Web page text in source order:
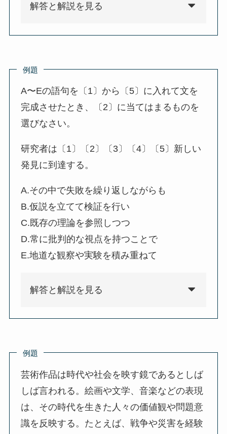
解答と解説を見る
例題
A〜Eの語句を〔1〕から〔5〕に入れて文を
完成させたとき、〔2〕に当てはまるものを
選びなさい。
研究者は〔1〕〔2〕〔3〕〔4〕〔5〕新しい
発見に到達する。
A.その中で失敗を繰り返しながらも
B.仮説を立てて検証を行い
C.既存の理論を参照しつつ
D.常に批判的な視点を持つことで
E.地道な観察や実験を積み重ねて
解答と解説を見る
例題
芸術作品は時代や社会を映す鏡であるとしば
しば言われる。絵画や文学、音楽などの表現
は、その時代を生きた人々の価値観や問題意
識を反映する。たとえば、戦争や災害を経験